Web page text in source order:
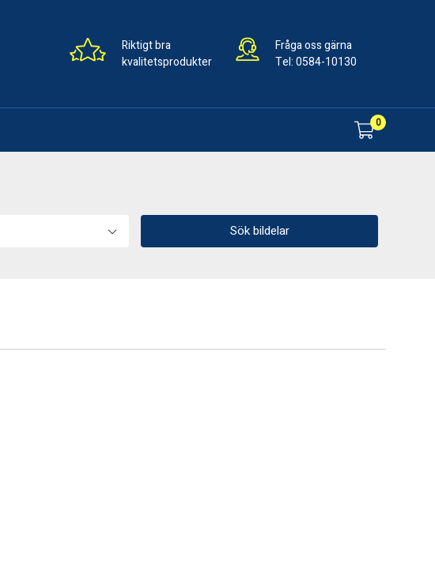
Riktigt bra
kvalitetsprodukter
Fråga oss gärna
Tel:0584-10130
0
Sök bildelar